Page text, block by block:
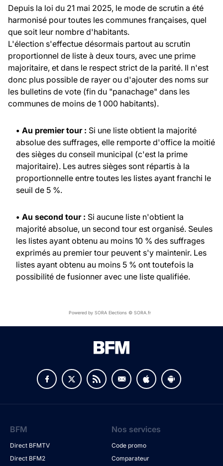
Depuis la loi du 21 mai 2025, le mode de scrutin a été
harmonisé pour toutes les communes françaises, quel
que soit leur nombre d'habitants.
L'élection s'effectue désormais partout au scrutin
proportionnel de liste à deux tours, avec une prime
majoritaire, et dans le respect strict de la parité. Il n'est
donc plus possible de rayer ou d'ajouter des noms sur
les bulletins de vote (fin du "panachage" dans les
communes de moins de 1 000 habitants).
• Au premier tour : Si une liste obtient la majorité
absolue des suffrages, elle remporte d'office la moitié
des sièges du conseil municipal (c'est la prime
majoritaire). Les autres sièges sont répartis à la
proportionnelle entre toutes les listes ayant franchi le
seuil de 5 %.
• Au second tour : Si aucune liste n'obtient la
majorité absolue, un second tour est organisé. Seules
les listes ayant obtenu au moins 10 % des suffrages
exprimés au premier tour peuvent s'y maintenir. Les
listes ayant obtenu au moins 5 % ont toutefois la
possibilité de fusionner avec une liste qualifiée.
Powered by SORA Elections © SORA.fr
BFM
Direct BFMTV
Direct BFM2
Nos services
Code promo
Comparateur